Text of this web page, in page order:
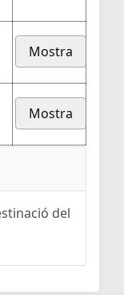
Mostra
Mostra
del